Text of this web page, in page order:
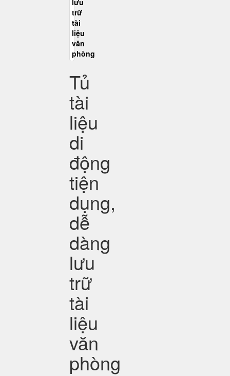
Tủ
tài
liệu
di
động
tiện
dụng,
dễ
dàng
lưu
trữ
tài
liệu
văn
phòng